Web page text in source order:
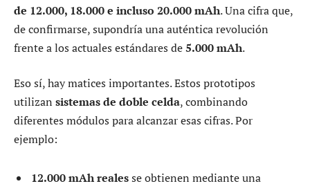
de 12.000, 18.000 e incluso 20.000 mAh. Una cifra que,
de confirmarse, supondría una auténtica revolución
frente a los actuales estándares de5.000 mAh.
Eso sí, hay matices importantes. Estos prototipos
utilizan sistemas de doble celda, combinando
diferentes módulos para alcanzar esas cifras. Por
ejemplo:
12.000 mAh realesse obtienen mediante una